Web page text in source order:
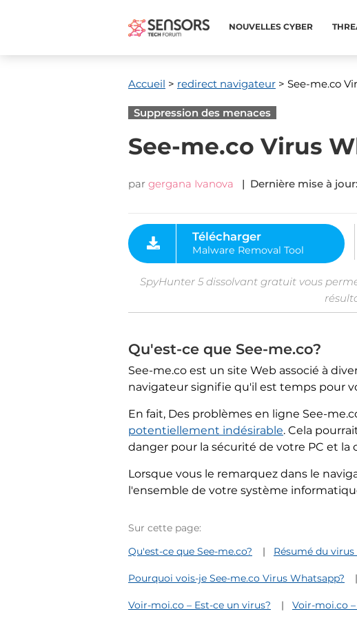
NOUVELLES CYBER
Accueil > redirect navigateur > See-me.co
Suppression des menaces
See-me.co Virus
par gergana Ivanova | Dernière mise à jour:
Malware Removal Tool
SpyHunter 5 dissolvant gratuit vous
Qu'est-ce que See-me.co?
See-me.co est un site Web associé à
navigateur signifie qu'il est temps pour
En fait, Des problèmes en ligne See-
potentiellement indésirable. Cela
danger pour la sécurité de votre PC et
Lorsque vous le remarquez dans le
l'ensemble de votre système
Sur cette page:
Qu'est-ce que See-me.co?
Résumé du virus
Pourquoi vois-je See-me.co Virus Whatsapp?
Voir-moi.co – Est-ce un virus? Voir-moi.co